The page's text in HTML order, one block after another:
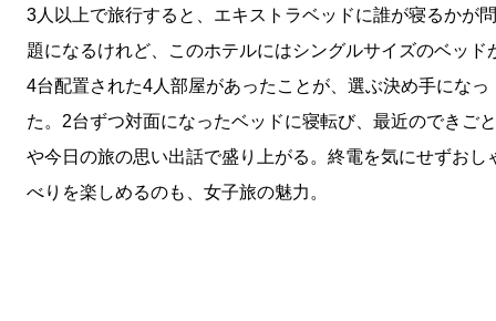
3人以上で旅行すると、エキストラベッドに誰が寝るかが問
題になるけれど、このホテルにはシングルサイズのベッド
4台配置された4人部屋があったことが、選ぶ決め手になっ
た。2台ずつ対面になったベッドに寝転び、最近のできごと
や今日の旅の思い出話で盛り上がる。終電を気にせずおし
べりを楽しめるのも、女子旅の魅力。